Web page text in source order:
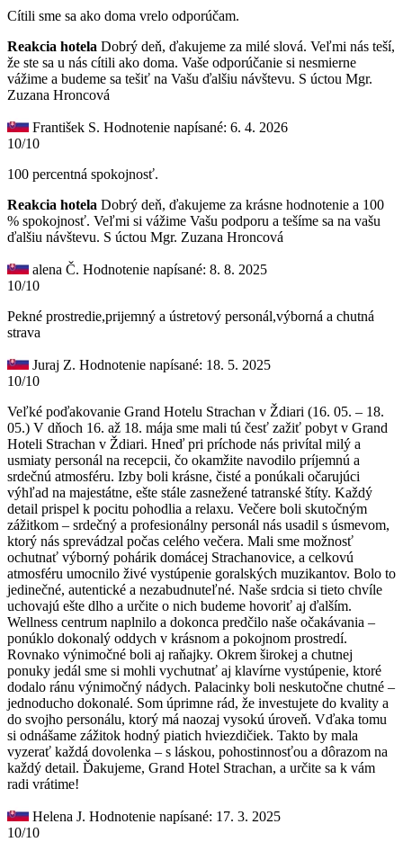
Cítili sme sa ako doma vrelo odporúčam.
Reakcia hotela Dobrý deň, ďakujeme za milé slová. Veľmi nás teší,
že ste sa u nás cítili ako doma. Vaše odporúčanie si nesmierne
vážime a budeme sa tešiť na Vašu ďalšiu návštevu. S úctou Mgr.
Zuzana Hroncová
František S. Hodnotenie napísané: 6. 4. 2026
10/10
100 percentná spokojnosť.
Reakcia hotela Dobrý deň, ďakujeme za krásne hodnotenie a 100
% spokojnosť. Veľmi si vážime Vašu podporu a tešíme sa na vašu
ďalšiu návštevu. S úctou Mgr. Zuzana Hroncová
alena Č. Hodnotenie napísané: 8. 8. 2025
10/10
Pekné prostredie,prijemný a ústretový personál,výborná a chutná
strava
Juraj Z. Hodnotenie napísané: 18. 5. 2025
10/10
Veľké poďakovanie Grand Hotelu Strachan v Ždiari (16. 05. – 18.
05.) V dňoch 16. až 18. mája sme mali tú česť zažiť pobyt v Grand
Hoteli Strachan v Ždiari. Hneď pri príchode nás privítal milý a
usmiaty personál na recepcii, čo okamžite navodilo príjemnú a
srdečnú atmosféru. Izby boli krásne, čisté a ponúkali očarujúci
výhľad na majestátne, ešte stále zasnežené tatranské štíty. Každý
detail prispel k pocitu pohodlia a relaxu. Večere boli skutočným
zážitkom – srdečný a profesionálny personál nás usadil s úsmevom,
ktorý nás sprevádzal počas celého večera. Mali sme možnosť
ochutnať výborný pohárik domácej Strachanovice, a celkovú
atmosféru umocnilo živé vystúpenie goralských muzikantov. Bolo to
jedinečné, autentické a nezabudnuteľné. Naše srdcia si tieto chvíle
uchovajú ešte dlho a určite o nich budeme hovoriť aj ďalším.
Wellness centrum naplnilo a dokonca predčilo naše očakávania –
ponúklo dokonalý oddych v krásnom a pokojnom prostredí.
Rovnako výnimočné boli aj raňajky. Okrem širokej a chutnej
ponuky jedál sme si mohli vychutnať aj klavírne vystúpenie, ktoré
dodalo ránu výnimočný nádych. Palacinky boli neskutočne chutné –
jednoducho dokonalé. Som úprimne rád, že investujete do kvality a
do svojho personálu, ktorý má naozaj vysokú úroveň. Vďaka tomu
si odnášame zážitok hodný piatich hviezdičiek. Takto by mala
vyzerať každá dovolenka – s láskou, pohostinnosťou a dôrazom na
každý detail. Ďakujeme, Grand Hotel Strachan, a určite sa k vám
radi vrátime!
Helena J. Hodnotenie napísané: 17. 3. 2025
10/10